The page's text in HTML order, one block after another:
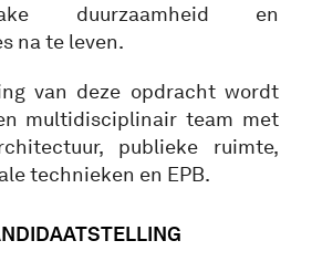
duurzaamheid en
na te leven.
van deze opdracht wordt
multidisciplinair team met
publieke ruimte,
technieken en EPB.